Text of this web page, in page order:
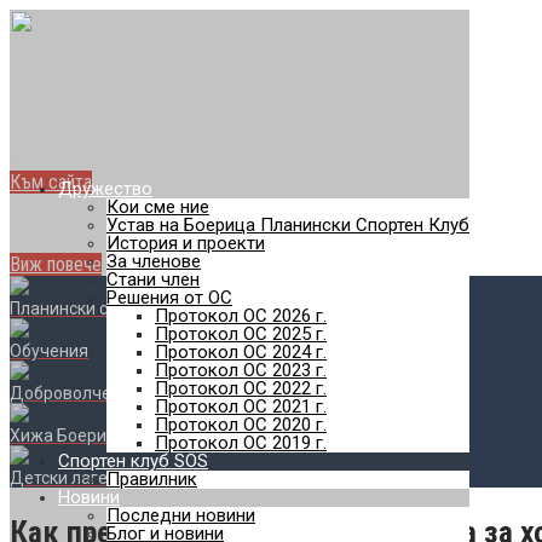
Дружество
Кои сме ние
Устав на Боерица Планински Спортен Клуб
История и проекти
За членове
Стани член
Решения от ОС
Протокол ОС 2026 г.
Протокол ОС 2025 г.
Протокол ОС 2024 г.
Протокол ОС 2023 г.
Протокол ОС 2022 г.
Протокол ОС 2021 г.
Протокол ОС 2020 г.
Протокол ОС 2019 г.
Спортен клуб SOS
Правилник
Новини
Последни новини
Блог и новини
Към сайта
Планински спортен клубSOS
Виж повече
Планински спортове
Обучения
Доброволчество
Хижа Боерица
Детски лагери
Как превърнахме Люлин в планина за